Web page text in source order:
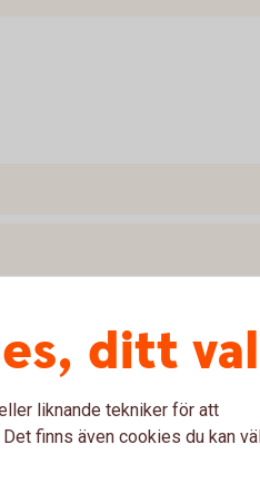
det på arbetet
ditt val
liknande tekniker för att
finns även cookies du kan